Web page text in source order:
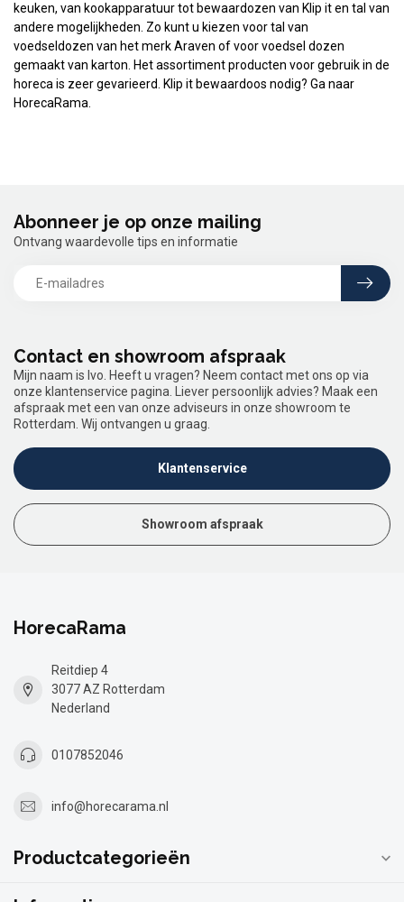
keuken, van kookapparatuur tot bewaardozen van Klip it en tal van
andere mogelijkheden. Zo kunt u kiezen voor tal van
voedseldozen van het merk Araven of voor voedsel dozen
gemaakt van karton. Het assortiment producten voor gebruik in de
horeca is zeer gevarieerd. Klip it bewaardoos nodig? Ga naar
HorecaRama.
Contact en showroom afspraak
Mijn naam is Ivo. Heeft u vragen? Neem contact met ons op via
onze klantenservice pagina. Liever persoonlijk advies? Maak een
afspraak met een van onze adviseurs in onze showroom te
Rotterdam. Wij ontvangen u graag.
Klantenservice
Showroom afspraak
Abonneer je op onze mailing
Ontvang waardevolle tips en informatie
HorecaRama
Reitdiep 4
3077 AZ Rotterdam
Nederland
0107852046
info@horecarama.nl
Productcategorieën